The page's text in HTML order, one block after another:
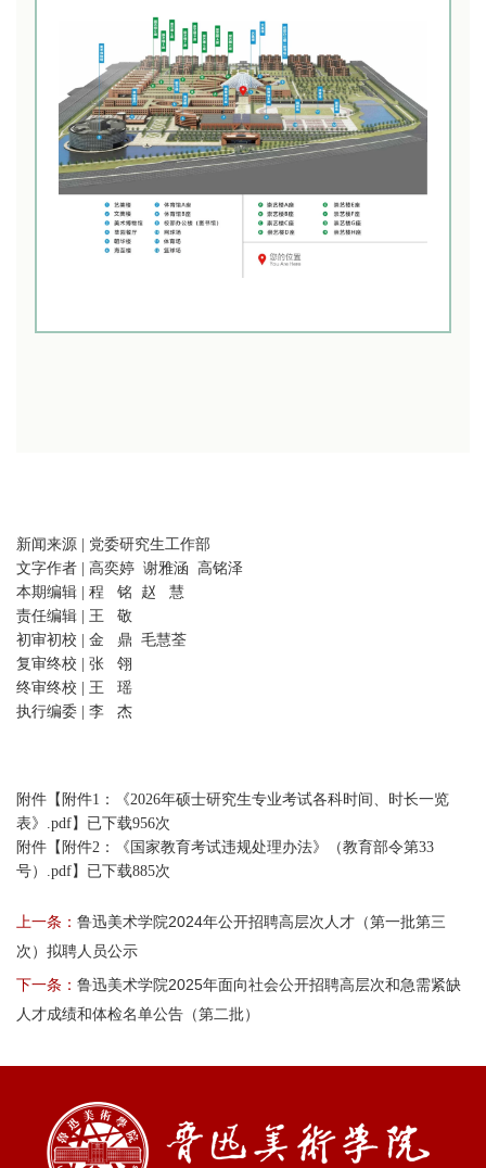
新闻来源 | 党委研究生工作部
文字作者 | 高奕婷 谢雅涵 高铭泽
本期编辑 | 程 铭 赵 慧
责任编辑 | 王 敬
初审初校 | 金 鼎 毛慧荃
复审终校 | 张 翎
终审终校 | 王 瑶
执行编委 | 李 杰
附件【 附件1：《2026年硕士研究生专业考试各科时间、时长一览
表》.pdf】已下载956次
附件【 附件2：《国家教育考试违规处理办法》（教育部令第33
号）.pdf】已下载885次
上一条： 鲁迅美术学院2024年公开招聘高层次人才（第一批第三
次）拟聘人员公示
下一条： 鲁迅美术学院2025年面向社会公开招聘高层次和急需紧缺
人才成绩和体检名单公告（第二批）